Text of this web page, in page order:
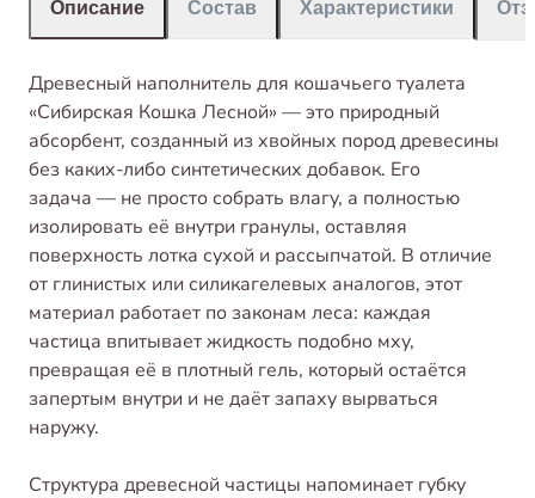
Описание Состав Характеристики
Древесный наполнитель для кошачьего туалета
«Сибирская Кошка Лесной» — это природный
абсорбент, созданный из хвойных пород древесины
без каких-либо синтетических добавок. Его
задача — не просто собрать влагу, а полностью
изолировать её внутри гранулы, оставляя
поверхность лотка сухой и рассыпчатой. В отличие
от глинистых или силикагелевых аналогов, этот
материал работает по законам леса: каждая
частица впитывает жидкость подобно мху,
превращая её в плотный гель, который остаётся
запертым внутри и не даёт запаху вырваться
наружу.
Структура древесной частицы напоминает губку